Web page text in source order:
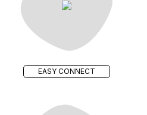
EASY CONNECT